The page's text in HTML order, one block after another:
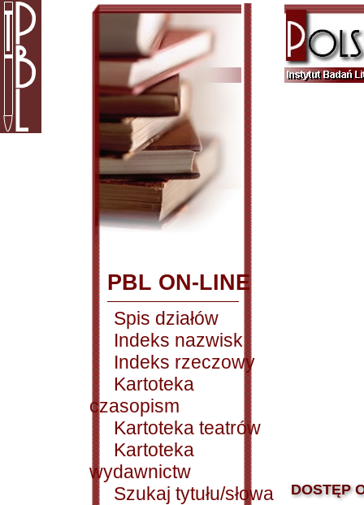
PBL ON-LINE
Spis działów
Indeks nazwisk
Indeks rzeczowy
Kartoteka
czasopism
Kartoteka teatrów
Kartoteka
wydawnictw
Szukaj tytułu/słowa
DOSTĘP